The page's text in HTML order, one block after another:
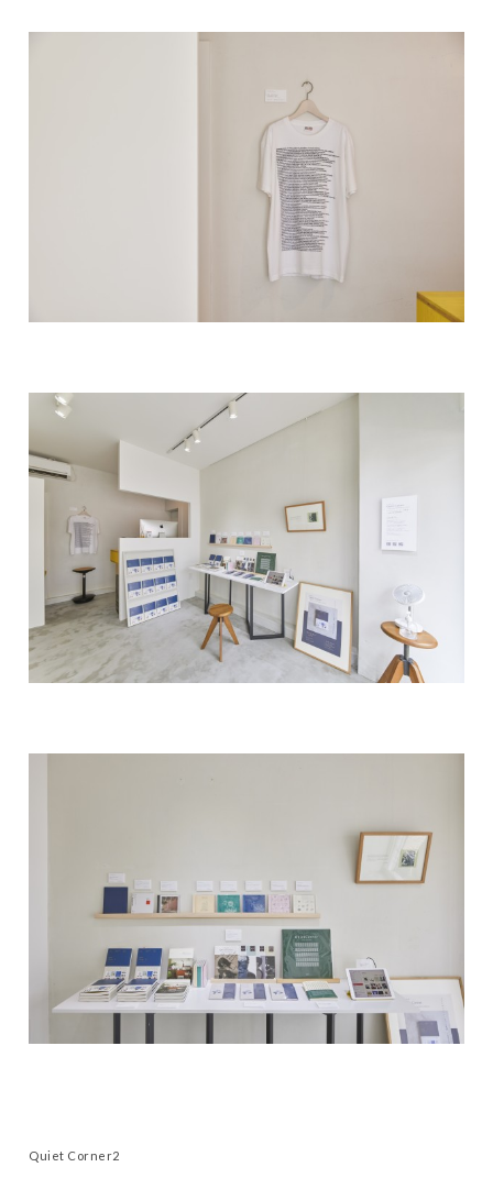
Quiet Corner2